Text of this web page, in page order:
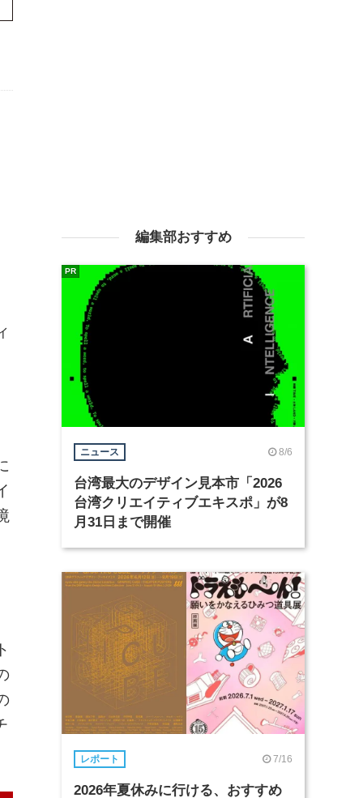
編集部おすすめ
ニュース 8/6
台湾最大のデザイン見本市「2026
台湾クリエイティブエキスポ」が8
月31日まで開催
PR
レポート 7/16
2026年夏休みに行ける、おすすめ